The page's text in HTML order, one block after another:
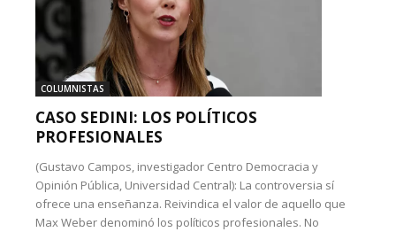
COLUMNISTAS
CASO SEDINI: LOS POLÍTICOS
PROFESIONALES
(Gustavo Campos, investigador Centro Democracia y
Opinión Pública, Universidad Central): La controversia sí
ofrece una enseñanza. Reivindica el valor de aquello que
Max Weber denominó los políticos profesionales. No